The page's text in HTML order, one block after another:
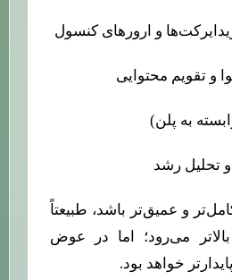
و تقویم محتوایی
به پلن)
تحلیل رشد
و عمیق‌تر باشد، طبیعتاً
قیمت سئو 1404 بالاتر می‌رود؛ اما در عوض
خواهد بود.